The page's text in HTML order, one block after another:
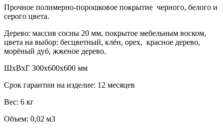
Прочное полимерно-порошковое покрытие черного, белого и
серого цвета.
Дерево: массив сосны 20 мм, покрытое мебельным воском,
цвета на выбор: бесцветный, клён, орех, красное дерево,
морёный дуб, жженое дерево.
ШхВхГ 300х600х600 мм
Срок гарантии на изделие: 12 месяцев
Вес: 6 кг
Объем: 0,02 м3